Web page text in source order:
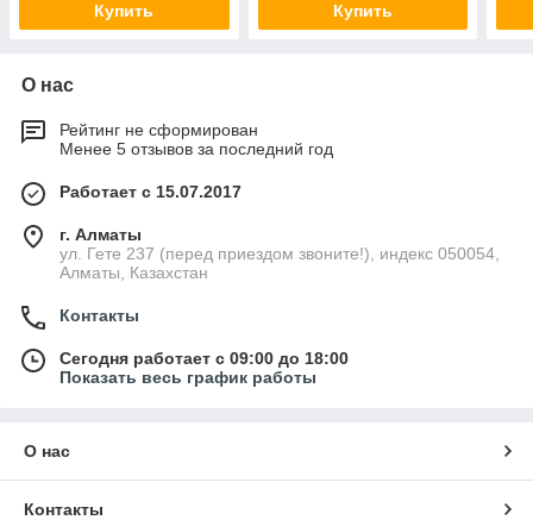
Купить Купить
О нас
Рейтинг не сформирован
Менее 5 отзывов за последний год
Работает с 15.07.2017
г. Алматы
ул. Гете 237 (перед приездом звоните!), индекс 050054,
Алматы, Казахстан
Контакты
Сегодня работает с 09:00 до 18:00
Показать весь график работы
О нас
Контакты